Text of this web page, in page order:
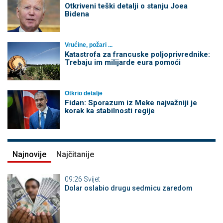
Otkriveni teški detalji o stanju Joea
Bidena
Vrućine, požari ...
Katastrofa za francuske poljoprivrednike:
Trebaju im milijarde eura pomoći
Otkrio detalje
Fidan: Sporazum iz Meke najvažniji je
korak ka stabilnosti regije
Najnovije Najčitanije
09:26 Svijet
Dolar oslabio drugu sedmicu zaredom